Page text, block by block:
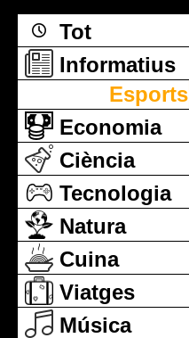
Tot
Informatius
Esports
Economia
Ciència
Tecnologia
Natura
Cuina
Viatges
Música